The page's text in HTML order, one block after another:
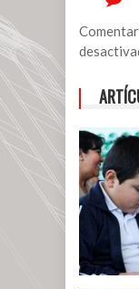
UECS
proceso
a
célula
delictiva
la
región